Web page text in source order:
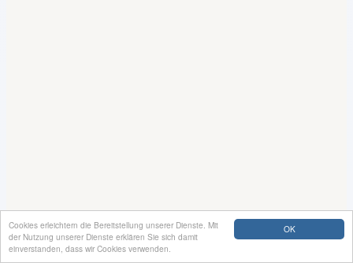
OK
Cookies erleichtern die Bereitstellung unserer Dienste. Mit
der Nutzung unserer Dienste erklären Sie sich damit
einverstanden, dass wir Cookies verwenden.